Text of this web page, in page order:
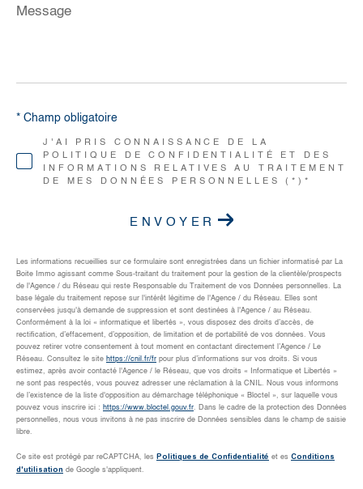
Message
J'AI PRIS CONNAISSANCE DE LA
POLITIQUE DE CONFIDENTIALITÉ ET DES
INFORMATIONS RELATIVES AU TRAITEMENT
DE MES DONNÉES PERSONNELLES (*)*
* Champ obligatoire
ENVOYER
Les informations recueillies sur ce formulaire sont enregistrées dans un fichier informatisé par La
Boite Immo agissant comme Sous-traitant du traitement pour la gestion de la clientèle/prospects
de l'Agence / du Réseau qui reste Responsable du Traitement de vos Données personnelles. La
base légale du traitement repose sur l'intérêt légitime de l'Agence / du Réseau. Elles sont
conservées jusqu'à demande de suppression et sont destinées à l'Agence / au Réseau.
Conformément à la loi « informatique et libertés », vous disposez des droits d’accès, de
rectification, d’effacement, d’opposition, de limitation et de portabilité de vos données. Vous
pouvez retirer votre consentement à tout moment en contactant directement l’Agence / Le
Réseau. Consultez le site https://cnil.fr/fr pour plus d’informations sur vos droits. Si vous
estimez, après avoir contacté l'Agence / le Réseau, que vos droits « Informatique et Libertés »
ne sont pas respectés, vous pouvez adresser une réclamation à la CNIL. Nous vous informons
de l’existence de la liste d'opposition au démarchage téléphonique « Bloctel », sur laquelle vous
pouvez vous inscrire ici : https://www.bloctel.gouv.fr. Dans le cadre de la protection des Données
personnelles, nous vous invitons à ne pas inscrire de Données sensibles dans le champ de saisie
libre.
Ce site est protégé par reCAPTCHA, les Politiques de Confidentialité et es Conditions
d'utilisation de Google s'appliquent.